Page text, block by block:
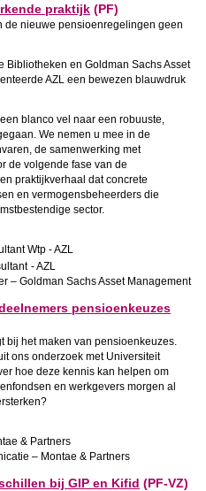
praktijk (PF)
de nieuwe pensioenregelingen geen
Bibliotheken en Goldman Sachs Asset
AZL een bewezen blauwdruk
blanco vel naar een robuuste,
We nemen u mee in de
de samenwerking met
de volgende fase van de
praktijkverhaal dat concrete
en vermogensbeheerders die
sector.
Wtp - AZL
- AZL
Goldman Sachs Asset Management
pensioenkeuzes
bij het maken van pensioenkeuzes.
ons onderzoek met Universiteit
hoe deze kennis kan helpen om
en werkgevers morgen al
& Partners
– Montae & Partners
bij GIP en Kifid (PF-VZ)